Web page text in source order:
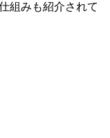
組みも紹介されて